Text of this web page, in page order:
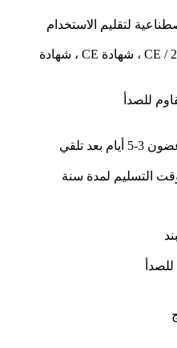
لتقليم الاستخدام
1.ISO9001: مرت 2000 / CE ، شهادة CE ، شهادة
6. وقت التسليم: في غضون 3-5 أيام بعد تلقي
التسليم لمدة سنة
للصدأ